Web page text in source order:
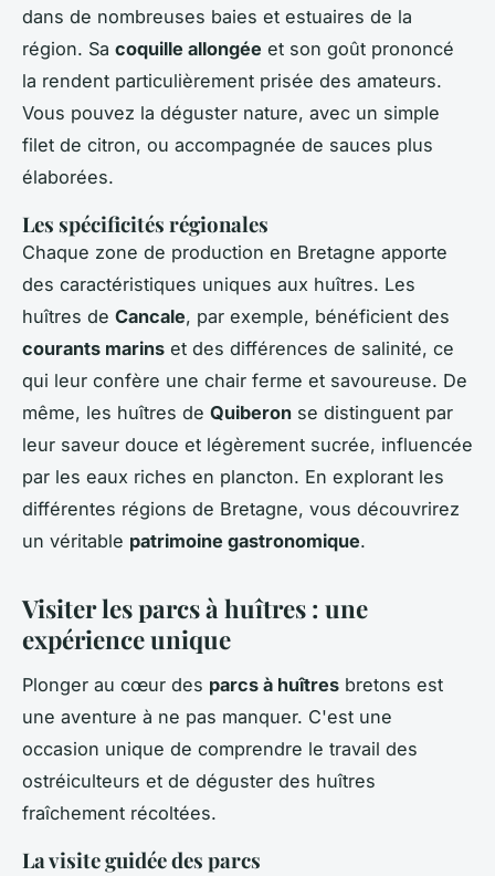
dans de nombreuses baies et estuaires de la
région. Sa coquille allongée et son goût prononcé
la rendent particulièrement prisée des amateurs.
Vous pouvez la déguster nature, avec un simple
filet de citron, ou accompagnée de sauces plus
élaborées.
Les spécificités régionales
Chaque zone de production en Bretagne apporte
des caractéristiques uniques aux huîtres. Les
huîtres de Cancale, par exemple, bénéficient des
courants marins et des différences de salinité, ce
qui leur confère une chair ferme et savoureuse. De
même, les huîtres de Quiberon se distinguent par
leur saveur douce et légèrement sucrée, influencée
par les eaux riches en plancton. En explorant les
différentes régions de Bretagne, vous découvrirez
un véritable patrimoine gastronomique.
Visiter les parcs à huîtres : une
expérience unique
Plonger au cœur des parcs à huîtres bretons est
une aventure à ne pas manquer. C'est une
occasion unique de comprendre le travail des
ostréiculteurs et de déguster des huîtres
fraîchement récoltées.
La visite guidée des parcs